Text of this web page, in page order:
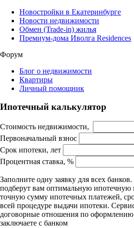
Новостройки в Екатеринбурге
Новости недвижимости
Обмен (Trade-in) жилья
Премиум-дома Иволга Residences
Форум
Блог о недвижимости
Квартиры
Личный помощник
Ипотечный калькулятор
Стоимость недвижимости,
Первоначальный взнос
Срок ипотеки, лет
Процентная ставка, %
Заполните одну заявку для всех
подберут вам оптимальную ипотечную
точную сумму ипотечных платежей,
всей процедуре выдачи ипотеки.
договорные отношения по
заключаете с банком